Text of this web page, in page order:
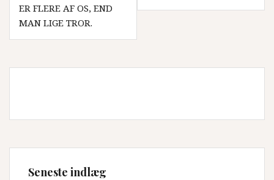
ER FLERE AF OS, END
MAN LIGE TROR.
Seneste indlæg